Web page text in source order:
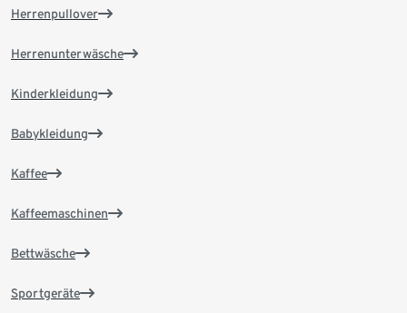
Herrenpullover
Herrenunterwäsche
Kinderkleidung
Babykleidung
Kaffee
Kaffeemaschinen
Bettwäsche
Sportgeräte